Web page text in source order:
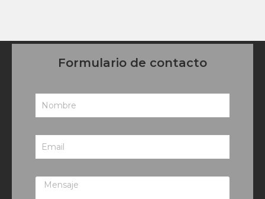
Formulario de contacto